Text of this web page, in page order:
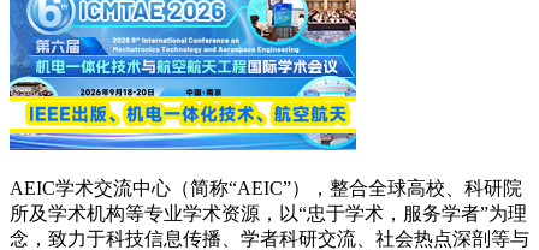
AEIC学术交流中心（简称“AEIC”），整合全球高校、科研院
所及学术机构等专业学术资源，以“忠于学术，服务学者”为理
念，致力于科技信息传播、学者科研交流、社会热点深剖等与